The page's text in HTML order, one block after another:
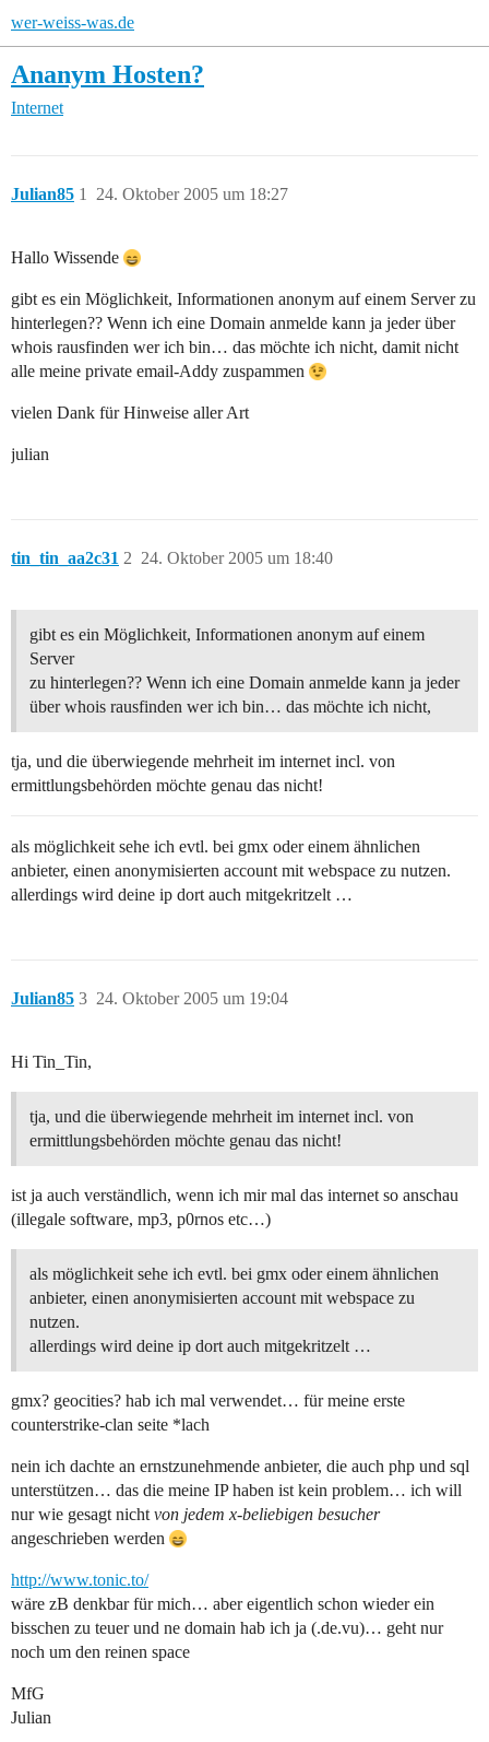
wer-weiss-was.de
Ananym Hosten?
Internet
Julian85 24. Oktober 2005 um 18:27
1
Hallo Wissende
gibt es ein Möglichkeit, Informationen anonym auf einem Server zu
hinterlegen?? Wenn ich eine Domain anmelde kann ja jeder über
whois rausfinden wer ich bin… das möchte ich nicht, damit nicht
alle meine private email-Addy zuspammen
vielen Dank für Hinweise aller Art
julian
tin_tin_aa2c31 24. Oktober 2005 um 18:40
2
gibt es ein Möglichkeit, Informationen anonym auf einem
Server
zu hinterlegen?? Wenn ich eine Domain anmelde kann ja jeder
über whois rausfinden wer ich bin… das möchte ich nicht,
tja, und die überwiegende mehrheit im internet incl. von
ermittlungsbehörden möchte genau das nicht!
als möglichkeit sehe ich evtl. bei gmx oder einem ähnlichen
anbieter, einen anonymisierten account mit webspace zu nutzen.
allerdings wird deine ip dort auch mitgekritzelt …
Julian85 24. Oktober 2005 um 19:04
3
Hi Tin_Tin,
tja, und die überwiegende mehrheit im internet incl. von
ermittlungsbehörden möchte genau das nicht!
ist ja auch verständlich, wenn ich mir mal das internet so anschau
(illegale software, mp3, p0rnos etc…)
als möglichkeit sehe ich evtl. bei gmx oder einem ähnlichen
anbieter, einen anonymisierten account mit webspace zu
nutzen.
allerdings wird deine ip dort auch mitgekritzelt …
gmx? geocities? hab ich mal verwendet… für meine erste
counterstrike-clan seite *lach
nein ich dachte an ernstzunehmende anbieter, die auch php und sql
unterstützen… das die meine IP haben ist kein problem… ich will
nur wie gesagt nicht von jedem x-beliebigen besucher
angeschrieben werden
http://www.tonic.to/
wäre zB denkbar für mich… aber eigentlich schon wieder ein
bisschen zu teuer und ne domain hab ich ja (.de.vu)… geht nur
noch um den reinen space
MfG
Julian